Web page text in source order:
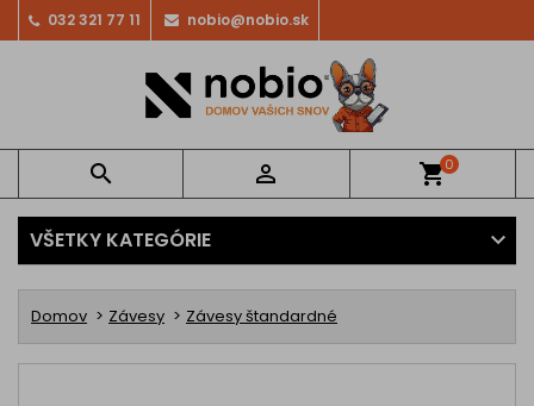
032 321 77 11 nobio@nobio.sk
  shopping_cart0
VŠETKY KATEGÓRIE
Domov Závesy Závesy štandardné